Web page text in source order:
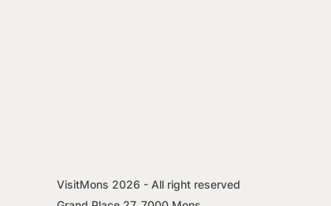
VisitMons 2026 - All right reserved